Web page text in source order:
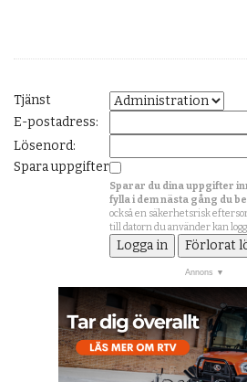
Tjänst
E-postadress:
Lösenord:
Spara uppgifter
Sparar du dina uppgifter
fylla i dem nästa gång du
också en säkerhetsrisk
till datorn du använder kan